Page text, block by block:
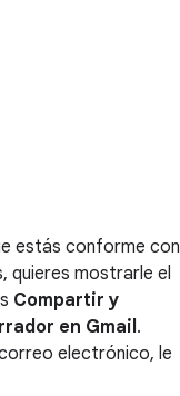
estás conforme con
quieres mostrarle el
Compartir y
en Gmail.
electrónico, le